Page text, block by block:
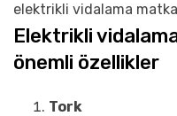
elektrikli vidalama
Elektrikli
önemli özellikler
Tork